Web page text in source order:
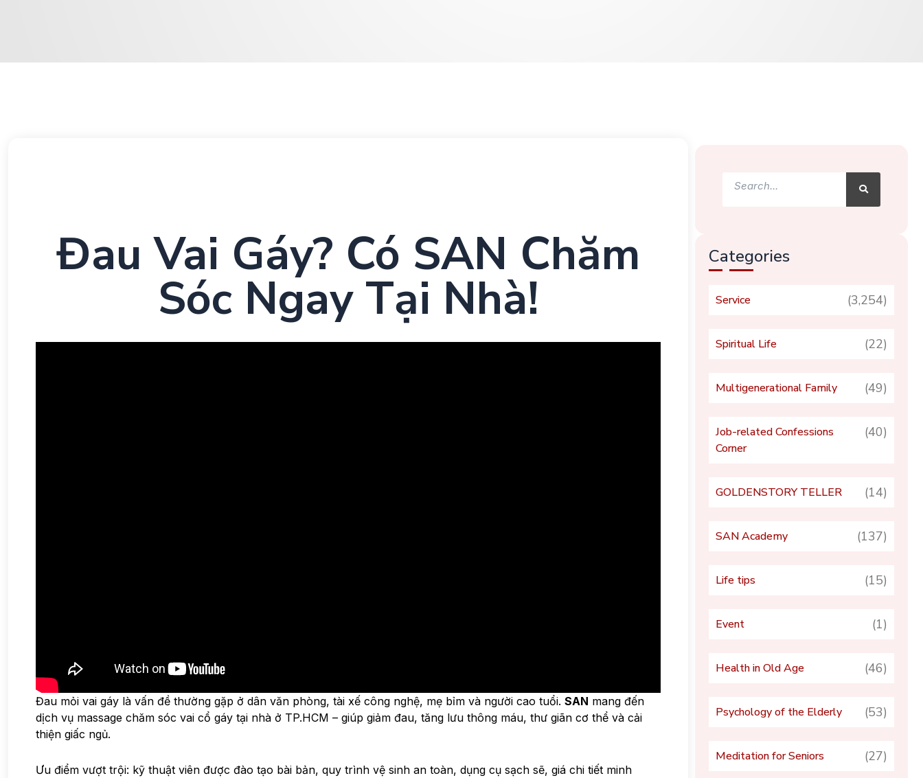
Đau Vai Gáy? Có SAN Chăm
Sóc Ngay Tại Nhà!
Đau mỏi vai gáy là vấn đề thường gặp ở dân văn phòng, tài xế công nghệ, mẹ bỉm và người cao tuổi. SAN mang đến
dịch vụ massage chăm sóc vai cổ gáy tại nhà ở TP.HCM – giúp giảm đau, tăng lưu thông máu, thư giãn cơ thể và cải
thiện giấc ngủ.
Ưu điểm vượt trội: kỹ thuật viên được đào tạo bài bản, quy trình vệ sinh an toàn, dụng cụ sạch sẽ, giá chi tiết minh
Search
Categories
Service (3,254)
Spiritual Life (22)
Multigenerational Family (49)
Job-related Confessions
Corner
(40)
GOLDENSTORY TELLER (14)
SAN Academy (137)
Life tips (15)
Event (1)
Health in Old Age (46)
Psychology of the Elderly (53)
Meditation for Seniors (27)